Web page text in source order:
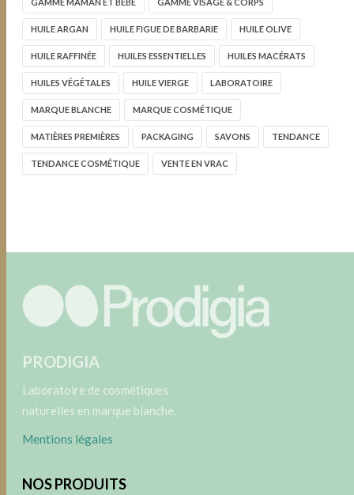
HUILE ARGAN HUILE FIGUE DE BARBARIE HUILE OLIVE
HUILE RAFFINÉE HUILES ESSENTIELLES HUILES MACÉRATS
HUILES VÉGÉTALES HUILE VIERGE LABORATOIRE
MARQUE BLANCHE MARQUE COSMÉTIQUE
MATIÈRES PREMIÈRES PACKAGING SAVONS TENDANCE
TENDANCE COSMÉTIQUE VENTE EN VRAC
PRODIGIA
Laboratoire de cosmétiques
naturelles en marque blanche.
Mentions légales
NOS PRODUITS